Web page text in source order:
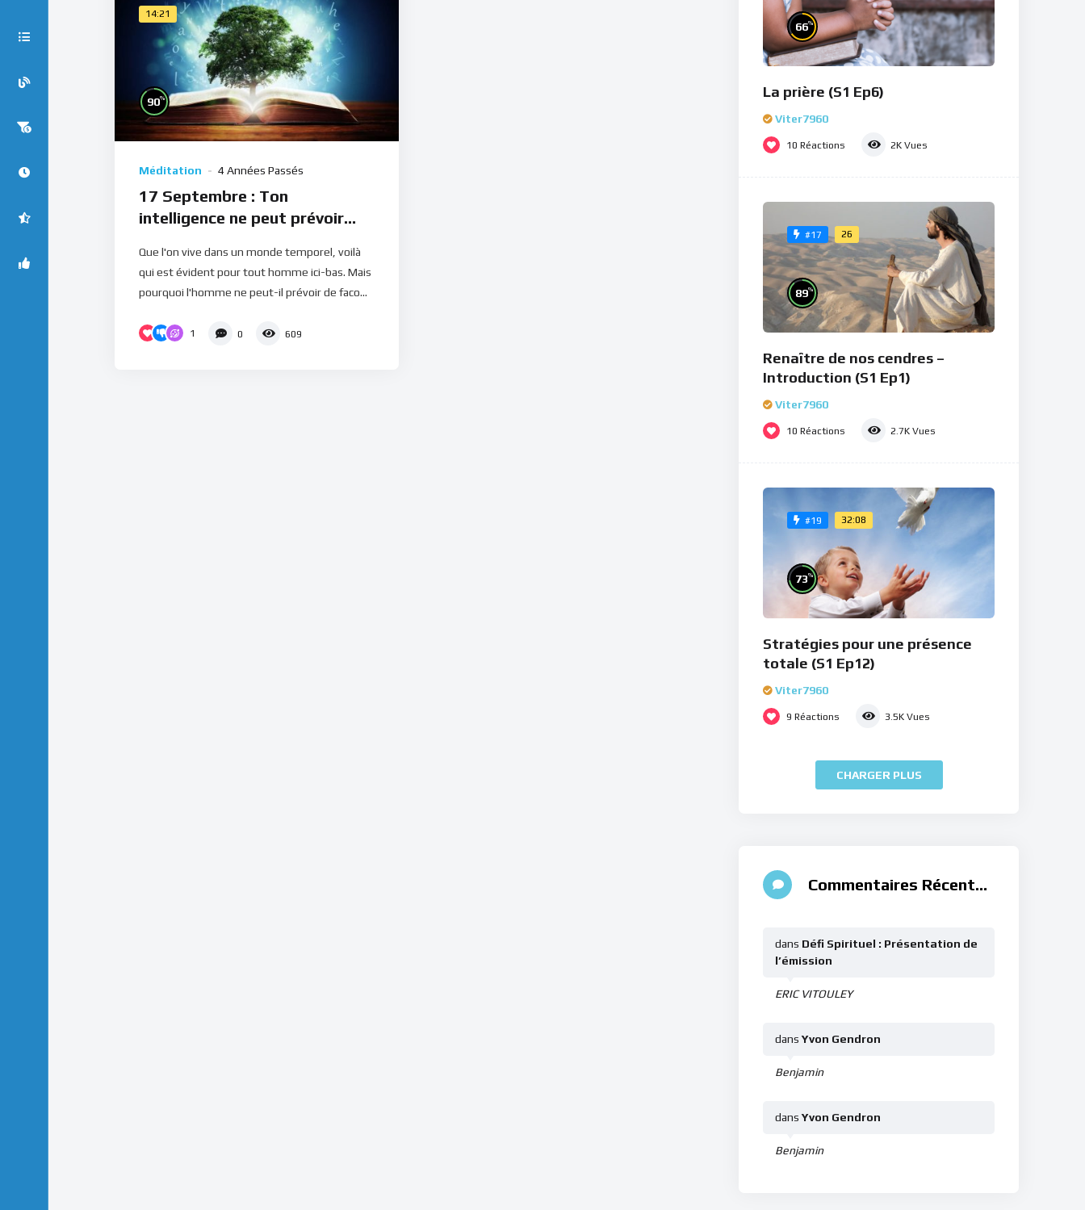
14:21
90%
Méditation 4 Années Passés
17 Septembre : Ton
intelligence ne peut prévoir
Que l'on vive dans un monde temporel, voilà
qui est évident pour tout homme ici-bas. Mais
pourquoi l'homme ne peut-il prévoir de faco...
1 0 609
66%
La prière (S1 Ep6)
Viter7960
10 Réactions 2K Vues
#17 26
89%
Renaître de nos cendres –
Introduction (S1 Ep1)
Viter7960
10 Réactions 2.7K Vues
#19 32:08
73%
Stratégies pour une présence
totale (S1 Ep12)
Viter7960
9 Réactions 3.5K Vues
CHARGER PLUS
Commentaires Récents
ERIC VITOULEY
dans Défi Spirituel : Présentation de
l’émission
Benjamin
dansYvon Gendron
Benjamin
dansYvon Gendron